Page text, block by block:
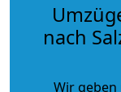
nach
Wir geben